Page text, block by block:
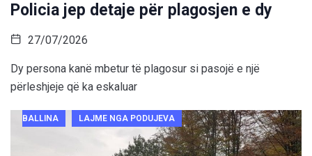
Policia jep detaje për plagosjen e dy
27/07/2026
Dy persona kanë mbetur të plagosur si pasojë e një
përleshjeje që ka eskaluar
BALLINA LAJME NGA PODUJEVA